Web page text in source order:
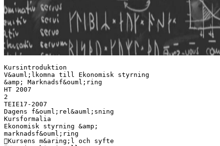
Kursintroduktion
V&auml;lkomna till Ekonomisk styrning
&amp; Marknadsf&ouml;ring
HT 2007
2
TEIE17-2007
Dagens f&ouml;rel&auml;sning
Kursformalia
Ekonomisk styrning &amp;
marknadsf&ouml;ring
Kursens m&aring;l och syfte